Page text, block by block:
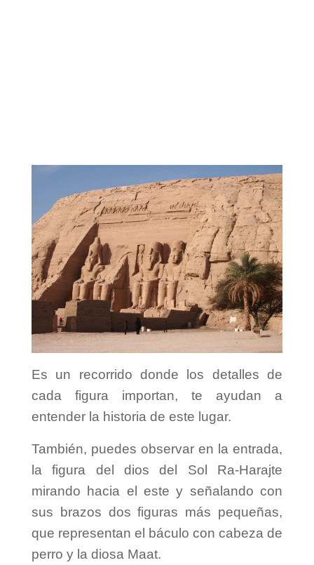
Es un recorrido donde los detalles de
cada figura importan, te ayudan a
entender la historia de este lugar.
También, puedes observar en la entrada,
la figura del dios del Sol Ra-Harajte
mirando hacia el este y señalando con
sus brazos dos figuras más pequeñas,
que representan el báculo con cabeza de
perro y la diosa Maat.